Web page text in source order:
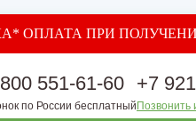
ОПЛАТА ПРИ
551-61-60
по России бесплатный
+7
Позвонить